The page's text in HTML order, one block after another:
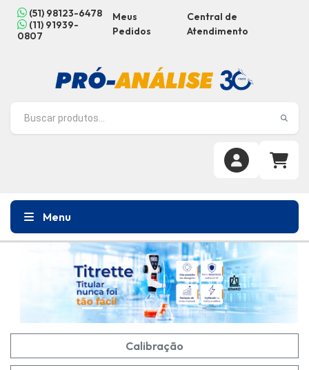
(51) 98123-6478
(11) 91939-
0807
Meus
Pedidos
Central de
Atendimento
Menu
Calibração